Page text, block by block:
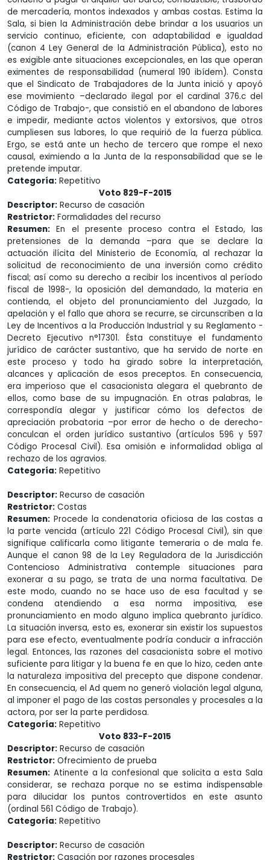
de mercadería, montos indexados y ambas costas. Estima la
Sala, si bien la Administración debe brindar a los usuarios un
servicio continuo, eficiente, con adaptabilidad e igualdad
(canon 4 Ley General de la Administración Pública), esto no
es exigible ante situaciones excepcionales, en las que operan
eximentes de responsabilidad (numeral 190 ibídem). Consta
que el Sindicato de Trabajadores de la Junta inició y apoyó
ese movimiento –declarado ilegal por el cardinal 376.c del
Código de Trabajo-, que consistió en el abandono de labores
e impedir, mediante actos violentos y extorsivos, que otros
cumpliesen sus labores, lo que requirió de la fuerza pública.
Ergo, se está ante un hecho de tercero que rompe el nexo
causal, eximiendo a la Junta de la responsabilidad que se le
pretende imputar.
Categoría: Repetitivo
Voto 829-F-2015
Descriptor: Recurso de casación
Restrictor: Formalidades del recurso
Resumen: En el presente proceso contra el Estado, las
pretensiones de la demanda –para que se declare la
actuación ilícita del Ministerio de Economía, al rechazar la
solicitud de reconocimiento de una inversión como crédito
fiscal; así como su derecho a recibir los incentivos al período
fiscal de 1998-, la oposición del demandado, la materia en
contienda, el objeto del pronunciamiento del Juzgado, la
apelación y el fallo que ahora se recurre, se circunscriben a la
Ley de Incentivos a la Producción Industrial y su Reglamento -
Decreto Ejecutivo n°17301. Ésta constituye el fundamento
jurídico de carácter sustantivo, que ha servido de norte en
este proceso y todo ha girado sobre la interpretación,
alcances y aplicación de esos preceptos. En consecuencia,
era imperioso que el casacionista alegara el quebranto de
ellos, como base de su impugnación. En otras palabras, le
correspondía alegar y justificar cómo los defectos de
apreciación probatoria –por error de hecho o de derecho-
conculcan el orden jurídico sustantivo (artículos 596 y 597
Código Procesal Civil). Esa omisión e informalidad obliga al
rechazo de los agravios.
Categoría: Repetitivo
Descriptor: Recurso de casación
Restrictor: Costas
Resumen: Procede la condenatoria oficiosa de las costas a
la parte vencida (artículo 221 Código Procesal Civil), sin que
signifique calificarla como litigante temeraria o de mala fe.
Aunque el canon 98 de la Ley Reguladora de la Jurisdicción
Contencioso Administrativa contemple situaciones para
exonerar a su pago, se trata de una norma facultativa. De
este modo, cuando no se hace uso de esa facultad y se
condena atendiendo a esa norma impositiva, ese
pronunciamiento en modo alguno implica quebranto jurídico.
La situación inversa, esto es, exonerar sin existir los supuestos
para ese efecto, eventualmente podría conducir a infracción
legal. Entonces, las razones del casacionista sobre el motivo
suficiente para litigar y la buena fe en que lo hizo, ceden ante
la naturaleza impositiva del precepto que dispone condenar.
En consecuencia, el Ad quem no generó violación legal alguna,
al imponer el pago de las costas personales y procesales a la
actora, por ser la parte perdidosa.
Categoría: Repetitivo
Voto 833-F-2015
Descriptor: Recurso de casación
Restrictor: Ofrecimiento de prueba
Resumen: Atinente a la confesional que solicita a esta Sala
considerar, se rechaza porque no se estima indispensable
para dilucidar los puntos controvertidos en este asunto
(ordinal 561 Código de Trabajo).
Categoría: Repetitivo
Descriptor: Recurso de casación
Restrictor: Casación por razones procesales